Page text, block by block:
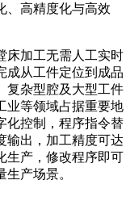
、高精度化与高效
床加工无需人工实时
成从工件定位到成品
复杂型腔及大型工件
业等领域占据重要地
化控制，程序指令替
输出，加工精度可达
生产，修改程序即可
产场景。